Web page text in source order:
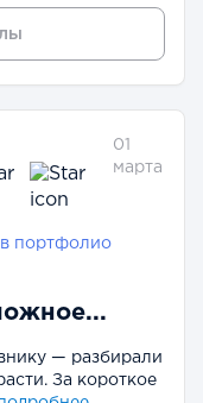
01
марта
в портфолио
— разбирали
За короткое